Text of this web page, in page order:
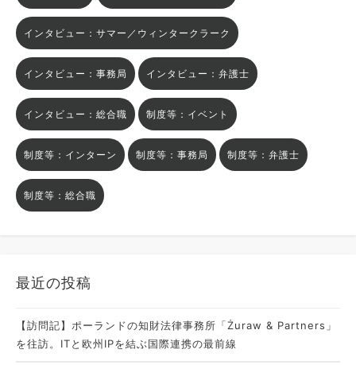
インタビュー：サマー／ウィンタークラーク
インタビュー：事務局 インタビュー：弁護士
インタビュー：総合職 制度等：イベント
制度等：インターン 制度等：事務局 制度等：弁護士
制度等：総合職
最近の投稿
【訪問記】ポーランドの知財法律事務所「Żuraw & Partners」
を往訪。ITと欧州IPを結ぶ国際連携の最前線